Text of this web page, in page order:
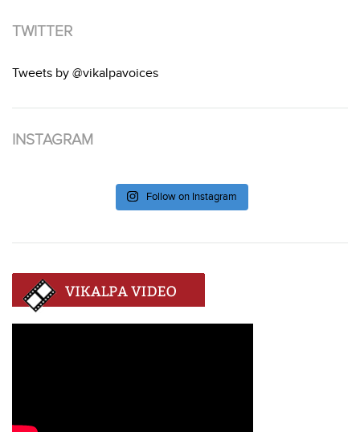
TWITTER
Tweets by @vikalpavoices
INSTAGRAM
Follow on Instagram